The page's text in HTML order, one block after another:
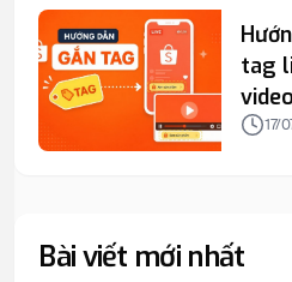
tag
17/
Bài viết mới nhất